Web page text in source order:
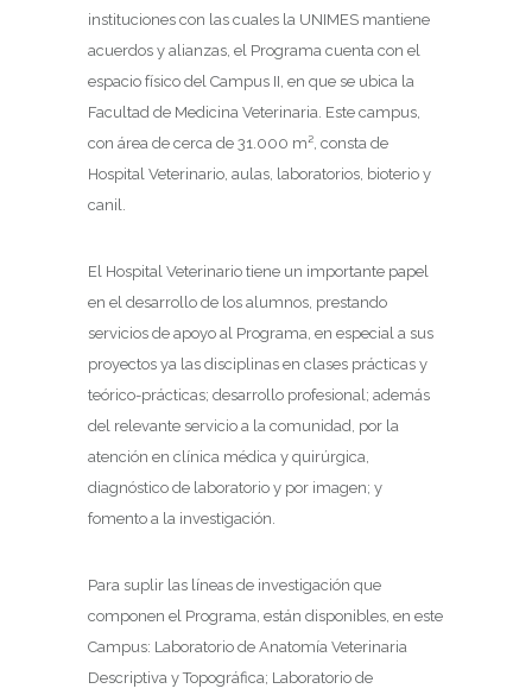
instituciones con las cuales la UNIMES mantiene
acuerdos y alianzas, el Programa cuenta con el
espacio físico del Campus II, en que se ubica la
Facultad de Medicina Veterinaria. Este campus,
con área de cerca de 31.000 m², consta de
Hospital Veterinario, aulas, laboratorios, bioterio y
canil.
El Hospital Veterinario tiene un importante papel
en el desarrollo de los alumnos, prestando
servicios de apoyo al Programa, en especial a sus
proyectos ya las disciplinas en clases prácticas y
teórico-prácticas; desarrollo profesional; además
del relevante servicio a la comunidad, por la
atención en clínica médica y quirúrgica,
diagnóstico de laboratorio y por imagen; y
fomento a la investigación.
Para suplir las líneas de investigación que
componen el Programa, están disponibles, en este
Campus: Laboratorio de Anatomía Veterinaria
Descriptiva y Topográfica; Laboratorio de